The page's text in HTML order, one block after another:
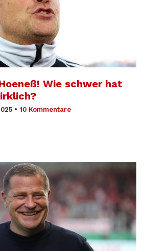
Wie schwer hat
• 10 Kommentare